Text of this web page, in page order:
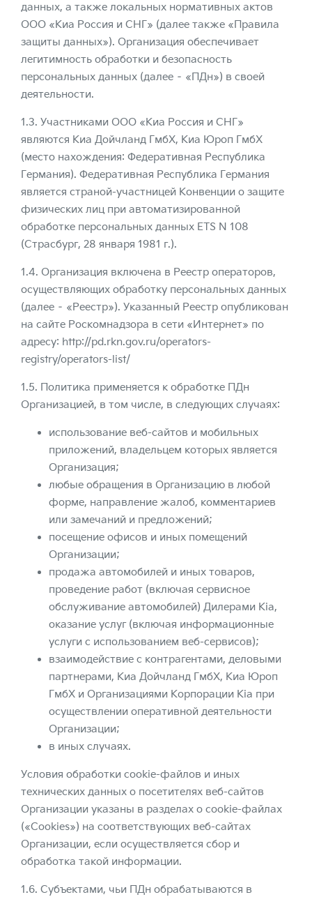
данных, а также локальных нормативных актов
ООО «Киа Россия и СНГ» (далее также «Правила
защиты данных»). Организация обеспечивает
легитимность обработки и безопасность
персональных данных (далее – «ПДн») в своей
деятельности.
1.3. Участниками ООО «Киа Россия и СНГ»
являются Киа Дойчланд ГмбХ, Киа Юроп ГмбХ
(место нахождения: Федеративная Республика
Германия). Федеративная Республика Германия
является страной-участницей Конвенции о защите
физических лиц при автоматизированной
обработке персональных данных ETS N 108
(Страсбург, 28 января 1981 г.).
1.4. Организация включена в Реестр операторов,
осуществляющих обработку персональных данных
(далее – «Реестр»). Указанный Реестр опубликован
на сайте Роскомнадзора в сети «Интернет» по
адресу: http://pd.rkn.gov.ru/operators-
registry/operators-list/
1.5. Политика применяется к обработке ПДн
Организацией, в том числе, в следующих случаях:
использование веб-сайтов и мобильных
приложений, владельцем которых является
Организация;
любые обращения в Организацию в любой
форме, направление жалоб, комментариев
или замечаний и предложений;
посещение офисов и иных помещений
Организации;
продажа автомобилей и иных товаров,
проведение работ (включая сервисное
обслуживание автомобилей) Дилерами Kia,
оказание услуг (включая информационные
услуги с использованием веб-сервисов);
взаимодействие с контрагентами, деловыми
партнерами, Киа Дойчланд ГмбХ, Киа Юроп
ГмбХ и Организациями Корпорации Kia при
осуществлении оперативной деятельности
Организации;
в иных случаях.
Условия обработки cookie-файлов и иных
технических данных о посетителях веб-сайтов
Организации указаны в разделах о cookie-файлах
(«Cookies») на соответствующих веб-сайтах
Организации, если осуществляется сбор и
обработка такой информации.
1.6. Субъектами, чьи ПДн обрабатываются в